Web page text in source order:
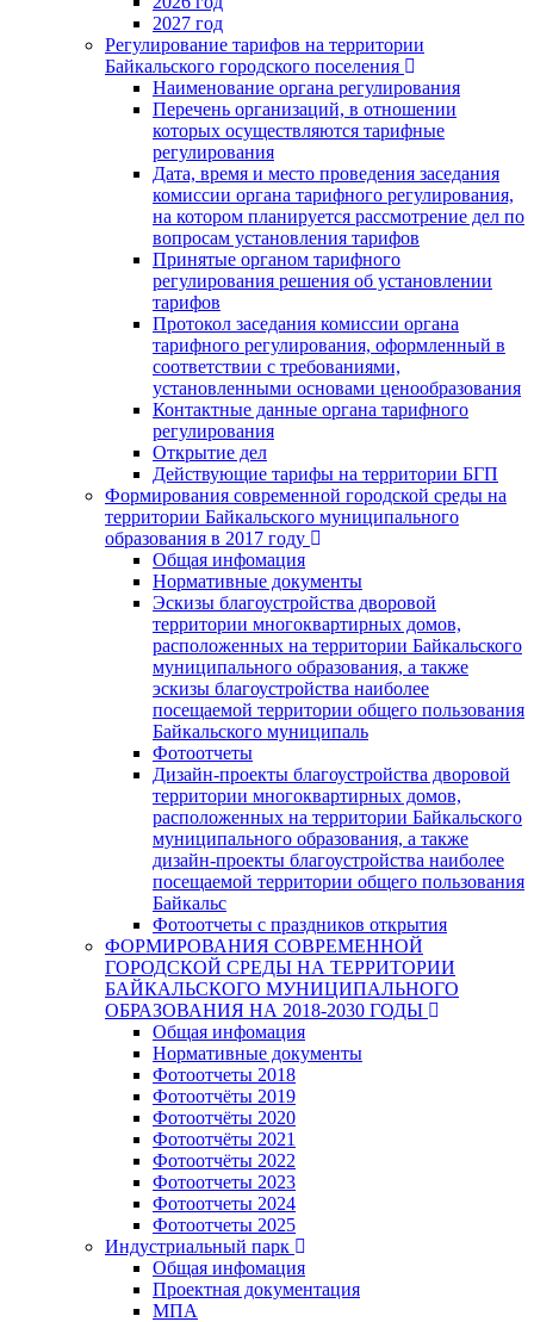
2027 год
Регулирование тарифов на территории
Байкальского городского поселения
Наименование органа регулирования
Перечень организаций, в отношении
которых осуществляются тарифные
регулирования
Дата, время и место проведения заседания
комиссии органа тарифного регулирования,
на котором планируется рассмотрение дел по
вопросам установления тарифов
Принятые органом тарифного
регулирования решения об установлении
тарифов
Протокол заседания комиссии органа
тарифного регулирования, оформленный в
соответствии с требованиями,
установленными основами ценообразования
Контактные данные органа тарифного
регулирования
Открытие дел
Действующие тарифы на территории БГП
Формирования современной городской среды на
территории Байкальского муниципального
образования в 2017 году
Общая инфомация
Нормативные документы
Эскизы благоустройства дворовой
территории многоквартирных домов,
расположенных на территории Байкальского
муниципального образования, а также
эскизы благоустройства наиболее
посещаемой территории общего пользования
Байкальского муниципаль
Фотоотчеты
Дизайн-проекты благоустройства дворовой
территории многоквартирных домов,
расположенных на территории Байкальского
муниципального образования, а также
дизайн-проекты благоустройства наиболее
посещаемой территории общего пользования
Байкальс
Фотоотчеты с праздников открытия
ФОРМИРОВАНИЯ СОВРЕМЕННОЙ
ГОРОДСКОЙ СРЕДЫ НА ТЕРРИТОРИИ
БАЙКАЛЬСКОГО МУНИЦИПАЛЬНОГО
ОБРАЗОВАНИЯ НА 2018-2030 ГОДЫ
Общая инфомация
Нормативные документы
Фотоотчеты 2018
Фотоотчёты 2019
Фотоотчёты 2020
Фотоотчёты 2021
Фотоотчёты 2022
Фотоотчеты 2023
Фотоотчеты 2024
Фотоотчеты 2025
Индустриальный парк
Общая инфомация
Проектная документация
МПА